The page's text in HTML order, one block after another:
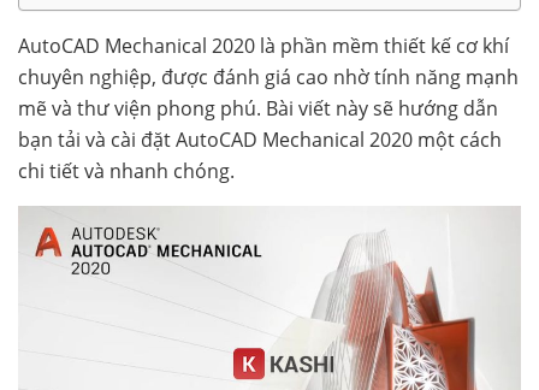
AutoCAD Mechanical 2020 là phần mềm thiết kế cơ khí
chuyên nghiệp, được đánh giá cao nhờ tính năng mạnh
mẽ và thư viện phong phú. Bài viết này sẽ hướng dẫn
bạn tải và cài đặt AutoCAD Mechanical 2020 một cách
chi tiết và nhanh chóng.